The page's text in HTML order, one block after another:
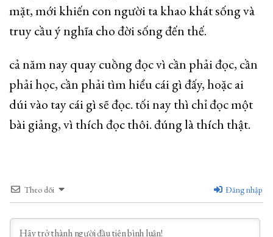
mặt, mới khiến con người ta khao khát sống và
truy cầu ý nghĩa cho đời sống đến thế.
cả năm nay quay cuồng đọc vì cần phải đọc, cần
phải học, cần phải tìm hiểu cái gì đấy, hoặc ai
dúi vào tay cái gì sẽ đọc. tối nay thì chỉ đọc một
bài giảng, vì thích đọc thôi. đúng là thích thật.
Theo dõi Đăng nhập